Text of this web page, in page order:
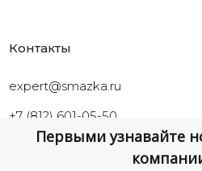
Первыми узнавайте
Контакты
expert@smazka.ru
+7 (812) 601-05-50
Санкт-Петербург,
ул.Промышленная, д.40а